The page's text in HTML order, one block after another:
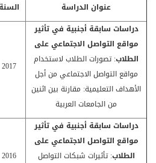
عنوان الدراسة
دراسات سابقة أجنبية فيتأثير
مواقع التواصل الاجتماعي على
الطلاب: تصورات الطلاب لاستخدام
مواقع التواصل الاجتماعي من أجل
الأهداف التعليمية: مقارنة بين اثنين
من الجامعات العربية
2017
دراسات سابقة أجنبية فيتأثير
مواقع التواصل الاجتماعي على
الطلاب: تأثيرات شبكات التواصل
2016